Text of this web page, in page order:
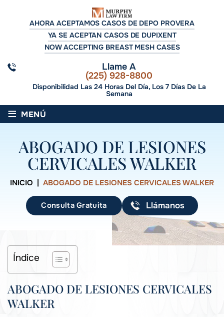
AHORA ACEPTAMOS CASOS DE DEPO PROVERA
YA SE ACEPTAN CASOS DE DUPIXENT
NOW ACCEPTING BREAST MESH CASES
Llame A
(225) 928-8800
Disponibilidad Las 24 Horas Del Día, Los 7 Días De La
Semana
≡ MENÚ
ABOGADO DE LESIONES
CERVICALES WALKER
INICIO ABOGADO DE LESIONES CERVICALES WALKER
Consulta Gratuita Llámanos
Índice
ABOGADO DE LESIONES CERVICALES
WALKER